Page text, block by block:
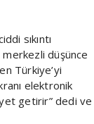
sıkıntı
düşünce
Türkiye’yi
elektronik
getirir” dedi ve